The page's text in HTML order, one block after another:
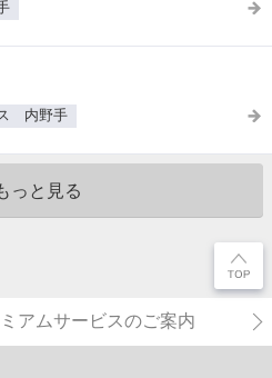
内野手
っと見る
アムサービスのご案内